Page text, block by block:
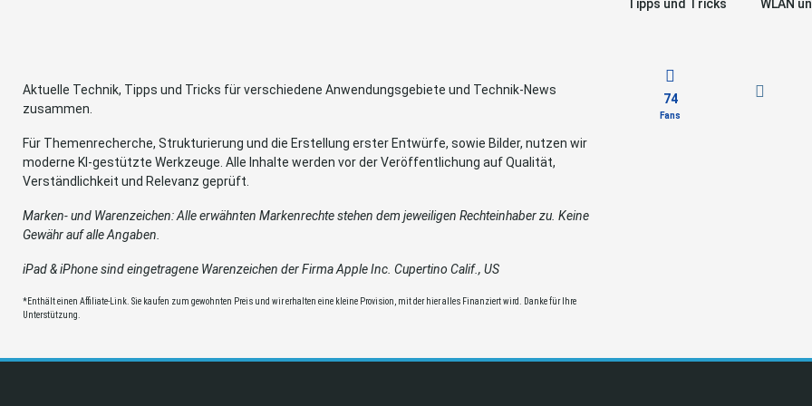
Aktuelle Technik, Tipps und Tricks für verschiedene Anwendungsgebiete und Technik-News
zusammen.
Für Themenrecherche, Strukturierung und die Erstellung erster Entwürfe, sowie Bilder, nutzen wir
moderne KI-gestützte Werkzeuge. Alle Inhalte werden vor der Veröffentlichung auf Qualität,
Verständlichkeit und Relevanz geprüft.
Marken- und Warenzeichen: Alle erwähnten Markenrechte stehen dem jeweiligen Rechteinhaber zu. Keine
Gewähr auf alle Angaben.
iPad & iPhone sind eingetragene Warenzeichen der Firma Apple Inc. Cupertino Calif., US
*Enthält einen Affiliate-Link. Sie kaufen zum gewohnten Preis und wir erhalten eine kleine Provision, mit der hier alles Finanziert wird. Danke für Ihre
Unterstützung.
Tipps und Tricks
WLAN
74
Fans